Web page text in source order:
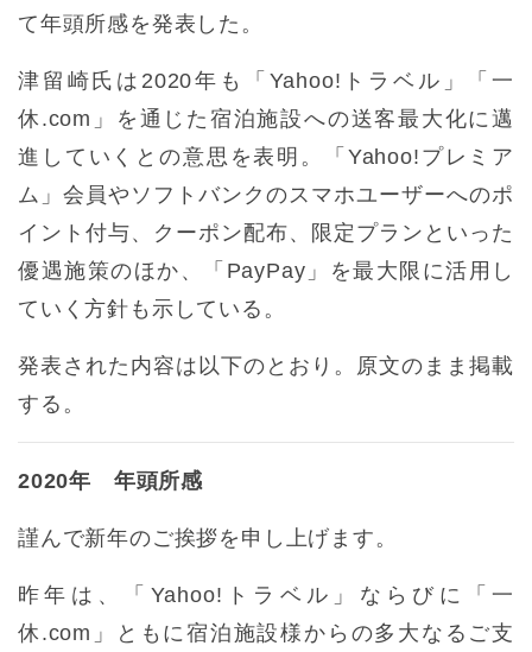
て年頭所感を発表した。
津留崎氏は2020年も「Yahoo!トラベル」「一
休.com」を通じた宿泊施設への送客最大化に邁
進していくとの意思を表明。「Yahoo!プレミア
ム」会員やソフトバンクのスマホユーザーへのポ
イント付与、クーポン配布、限定プランといった
優遇施策のほか、「PayPay」を最大限に活用し
ていく方針も示している。
発表された内容は以下のとおり。原文のまま掲載
する。
2020年 年頭所感
謹んで新年のご挨拶を申し上げます。
昨年は、「Yahoo!トラベル」ならびに「一
休.com」ともに宿泊施設様からの多大なるご支